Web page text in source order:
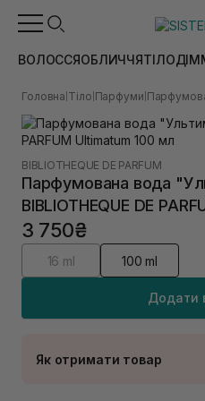
ВОЛОССЯОБЛИЧЧЯТІЛОДІМ
Головна Тіло Парфуми
BIBLIOTHEQUE DE PARFUM
Парфумована вода
BIBLIOTHEQUE DE
3 750₴
16 ml 100 ml
Додати
Як отримати товар